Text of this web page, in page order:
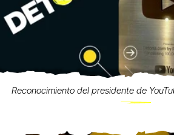
Reconocimiento del presidente de